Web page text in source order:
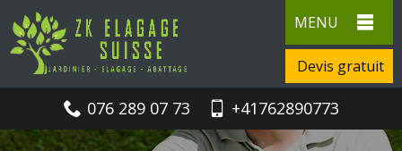
MENU
Devis gratuit
076 289 07 73 +41762890773